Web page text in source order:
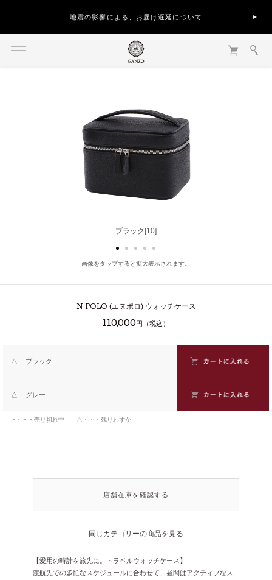
地震の影響による、お届け遅延について
ブラック[10]
グレー[20]
画像をタップすると拡大表示されます。
N POLO (エヌポロ) ウォッチケース
110,000円（税込）
△ ブラック
△ グレー
×・・・売り切れ中 △・・・残りわずか
店舗在庫を確認する
同じカテゴリーの商品を見る
【愛用の時計を旅先に。トラベルウォッチケース】
渡航先での多忙なスケジュールに合わせて、昼間はアクティブなス